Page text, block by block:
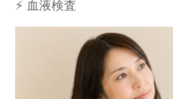
⚡ 血液検査